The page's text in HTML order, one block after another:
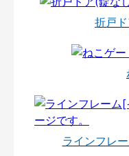
折戸
ラインフレ